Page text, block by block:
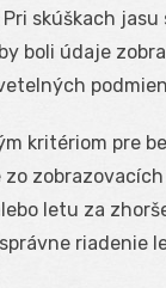
skúškach
boli údaje
kritériom pre
letu za
riadenie